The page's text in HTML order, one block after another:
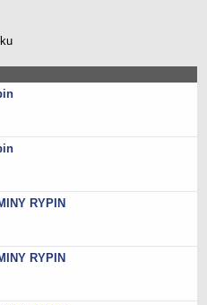
Instytucja kultury, OSP
RYPIN
RYPIN